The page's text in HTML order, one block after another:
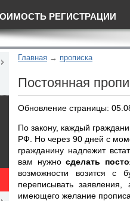
РЕГИСТРАЦИИ
Главная прописка
Постоянная
Обновление страницы:
По закону, каждый
РФ. Но через 90 дней с
гражданину надлежит
вам нужно сделать
возможности возится с
переписывать
имеющего желание